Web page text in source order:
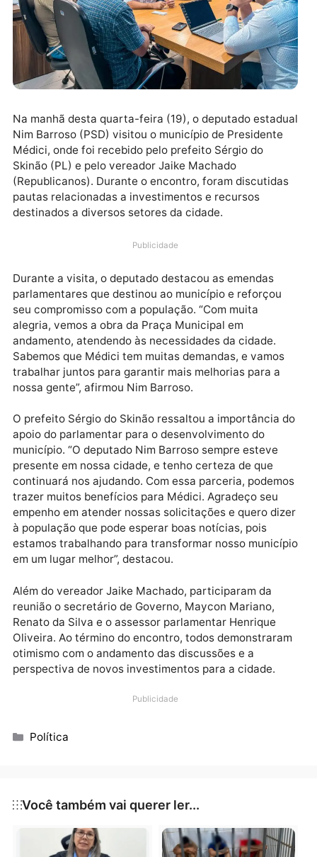
Na manhã desta quarta-feira (19), o deputado
Nim Barroso (PSD) visitou o município de Presidente
Médici, onde foi recebido pelo prefeito Sérgio do
(Republicanos). Durante o encontro, foram
pautas relacionadas a investimentos e recursos
destinados a diversos setores da cidade.
Publicidade
Durante a visita, o deputado destacou as emendas
parlamentares que destinou ao município e reforçou
seu compromisso com a população. “Com muita
alegria, vemos a obra da Praça Municipal em
andamento, atendendo às necessidades da cidade.
Sabemos que Médici tem muitas demandas, e vamos
trabalhar juntos para garantir mais melhorias para a
nossa gente”, afirmou Nim Barroso.
O prefeito Sérgio do Skinão ressaltou a importância
apoio do parlamentar para o desenvolvimento do
município. “O deputado Nim Barroso sempre esteve
presente em nossa cidade, e tenho certeza de que
continuará nos ajudando. Com essa parceria,
trazer muitos benefícios para Médici. Agradeço seu
empenho em atender nossas solicitações e quero
à população que pode esperar boas notícias, pois
estamos trabalhando para transformar nosso
em um lugar melhor”, destacou.
Renato da Silva e o assessor parlamentar Henrique
perspectiva de novos investimentos para a cidade.
Publicidade